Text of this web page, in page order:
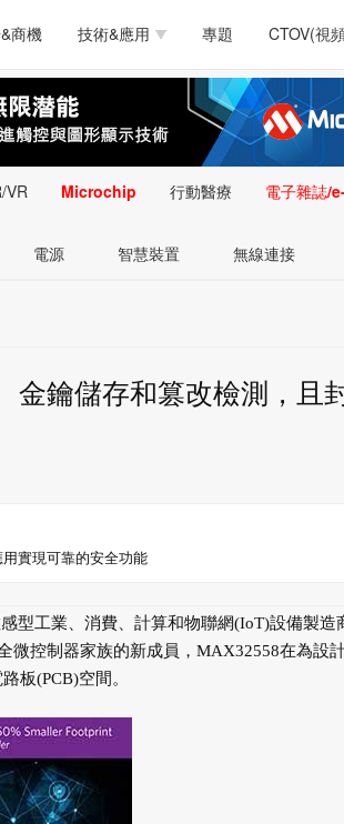
醫療電子
安防監控
商機 技術&應用
電源技術
醫療電子 通訊&網路
類比技術 LED/照明技術
嵌入技術 感測技術
專題 CTOV(視
醫療電子
安防監控
醫療電子 通訊&網路
類比技術 LED/照明技術
嵌入技術 感測技術
智慧型視覺影像/監
控技術
VR Microchip 行動醫療 電子雜誌/
電源 智慧裝置 無線連接
鑰儲存和篡改檢測，且
實現可靠的安全功能
型工業、消費、計算和物聯網(IoT)設備製造
微控制器家族的新成員，MAX32558在為設
板(PCB)空間。